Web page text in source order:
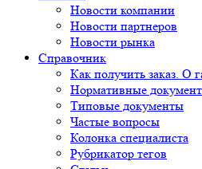
Новости компании
Новости партнеров
Новости рынка
Справочник
Как получить заказ. О
Нормативные
Типовые документы
Частые вопросы
Колонка специалиста
Рубрикатор тегов